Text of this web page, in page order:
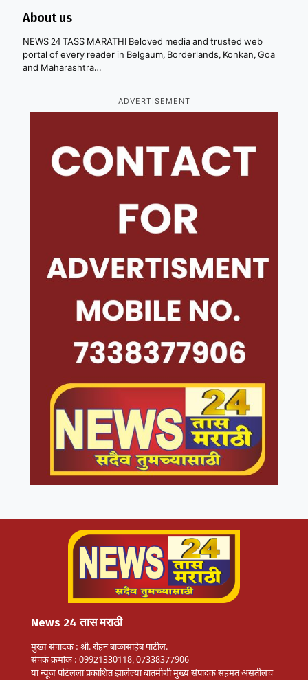
About us
NEWS 24 TASS MARATHI Beloved media and trusted web
portal of every reader in Belgaum, Borderlands, Konkan, Goa
and Maharashtra…
ADVERTISEMENT
News 24 तास मराठी
मुख्य संपादक : श्री. रोहन बाळासाहेब पाटील.
संपर्क क्रमांक : 09921330118, 07338377906
या न्यूज पोर्टलला प्रकाशित झालेल्या बातमीशी मुख्य संपादक सहमत असतीलच